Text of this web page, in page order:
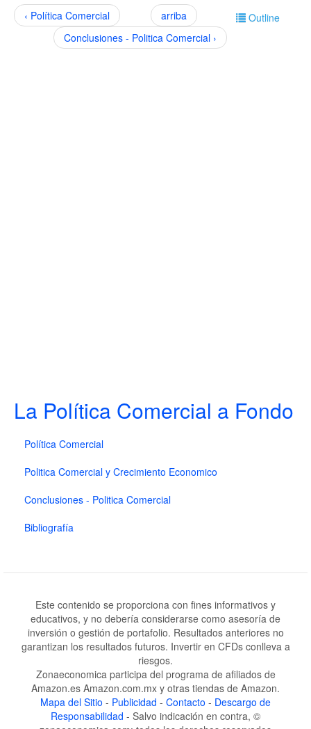
Outline
‹ Política Comercial
arriba
Conclusiones - Politica Comercial ›
La Política Comercial a Fondo
Política Comercial
Politica Comercial y Crecimiento Economico
Conclusiones - Politica Comercial
Bibliografía
Este contenido se proporciona con fines informativos y
educativos, y no debería considerarse como asesoría de
inversión o gestión de portafolio. Resultados anteriores no
garantizan los resultados futuros. Invertir en CFDs conlleva a
riesgos.
Zonaeconomica participa del programa de afiliados de
Amazon.es Amazon.com.mx y otras tiendas de Amazon.
Mapa del Sitio - Publicidad - Contacto - Descargo de
Responsabilidad - Salvo indicación en contra, ©